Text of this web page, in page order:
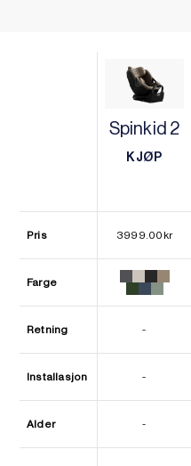
Spinkid 2
KJØP
Pris 3999.00 kr
Farge
Retning -
Installasjon -
Alder -